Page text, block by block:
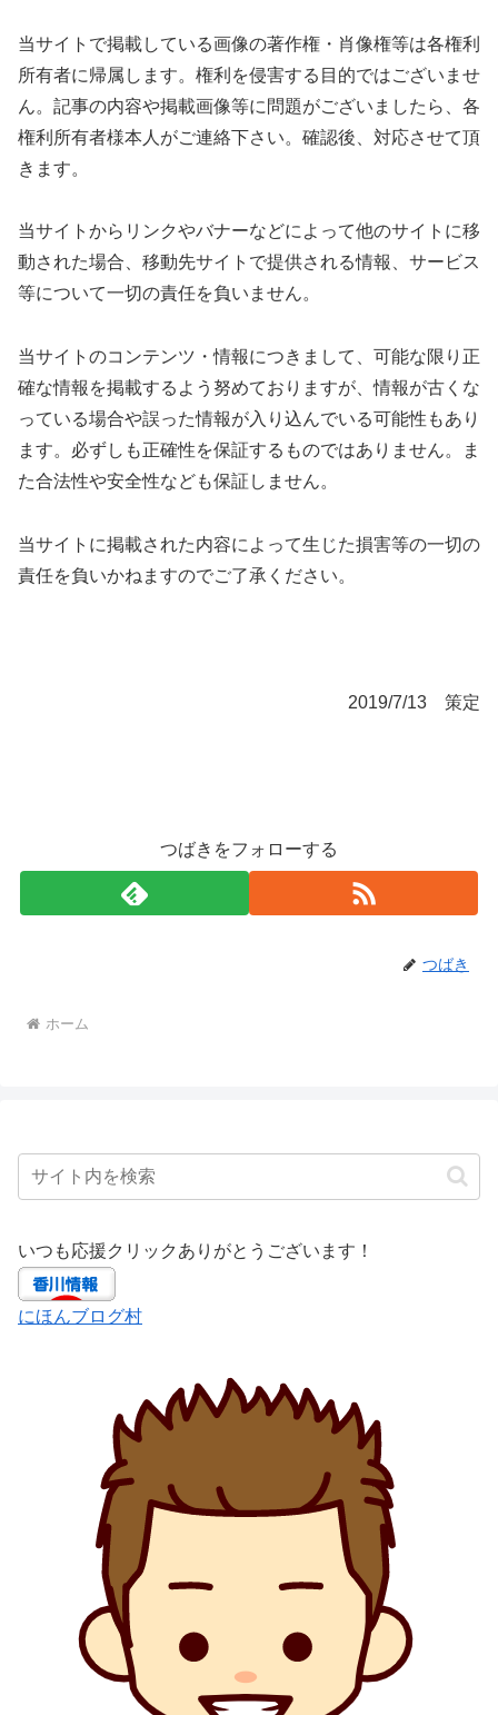
当サイトで掲載している画像の著作権・肖像権等は各権利
所有者に帰属します。権利を侵害する目的ではございませ
ん。記事の内容や掲載画像等に問題がございましたら、各
権利所有者様本人がご連絡下さい。確認後、対応させて頂
きます。
当サイトからリンクやバナーなどによって他のサイトに移
動された場合、移動先サイトで提供される情報、サービス
等について一切の責任を負いません。
当サイトのコンテンツ・情報につきまして、可能な限り正
確な情報を掲載するよう努めておりますが、情報が古くな
っている場合や誤った情報が入り込んでいる可能性もあり
ます。必ずしも正確性を保証するものではありません。ま
た合法性や安全性なども保証しません。
当サイトに掲載された内容によって生じた損害等の一切の
責任を負いかねますのでご了承ください。
2019/7/13 策定
つばきをフォローする
つばき
ホーム
いつも応援クリックありがとうございます！
にほんブログ村